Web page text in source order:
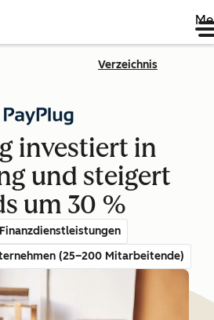
Verzeichnis
investiert in
und steigert
um 30 %
(25–200 Mitarbeitende)